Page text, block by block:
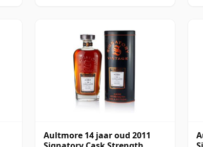
Aultmore 14 jaar oud 2011